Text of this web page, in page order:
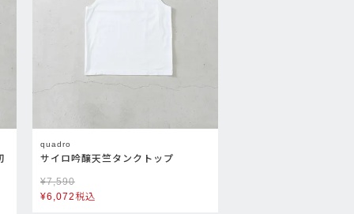
quadro
サイロ吟醸天竺タンクトップ
¥7,590
¥6,072税込